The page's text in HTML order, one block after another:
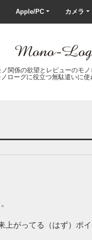
Apple/PC カメラ
関係の欲望とレビューの
ローグに役立つ無駄遣いに使
上がってる（はず）ポ